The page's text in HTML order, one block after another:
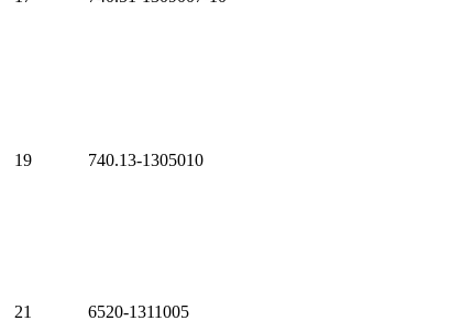
19 740.13-1305010
21 6520-1311005